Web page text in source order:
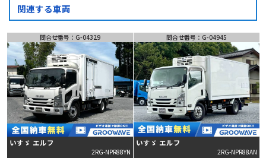
関連する車両
問合せ番号：G-04329
いすゞ エルフ
2RG-NPR88YN
問合せ番号：G-04945
いすゞ エルフ
2RG-NPR88AN